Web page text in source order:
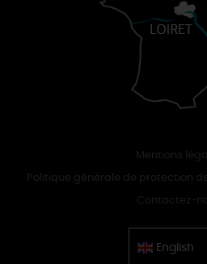
Mentions
Politique générale de protection
Contactez-
English